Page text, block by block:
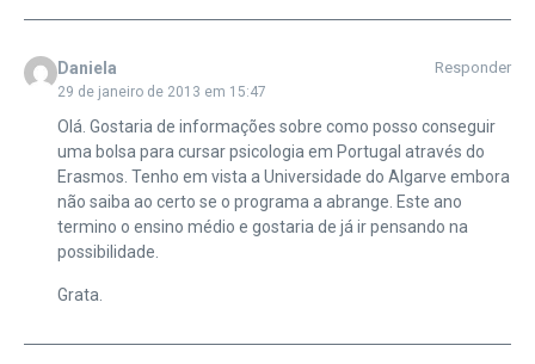
Daniela
29 de janeiro de 2013 em 15:47
Responder
Olá. Gostaria de informações sobre como posso conseguir
uma bolsa para cursar psicologia em Portugal através do
Erasmos. Tenho em vista a Universidade do Algarve embora
não saiba ao certo se o programa a abrange. Este ano
termino o ensino médio e gostaria de já ir pensando na
possibilidade.
Grata.